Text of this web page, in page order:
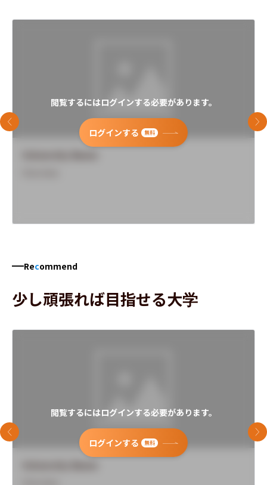
閲覧するにはログインする必要があります。
ログインする 無料
前のスライド 次
Recommend
少し頑張れば目指せる大学
閲覧するにはログインする必要があります。
ログインする 無料
前のスライド 次